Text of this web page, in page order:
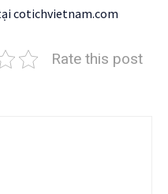
cotichvietnam.com
Rate this post